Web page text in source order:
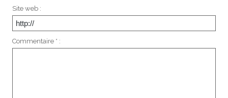
Site web :
Commentaire * :